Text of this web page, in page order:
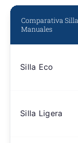
Comparativa
Manuales
Silla Eco
Silla Ligera